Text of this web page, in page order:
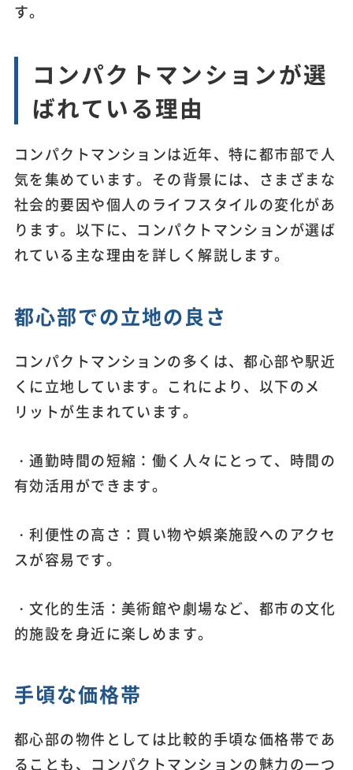
す。
コンパクトマンションが選
ばれている理由
コンパクトマンションは近年、特に都市部で人
気を集めています。その背景には、さまざまな
社会的要因や個人のライフスタイルの変化があ
ります。以下に、コンパクトマンションが選ば
れている主な理由を詳しく解説します。
都心部での立地の良さ
コンパクトマンションの多くは、都心部や駅近
くに立地しています。これにより、以下のメ
リットが生まれています。
・通勤時間の短縮：働く人々にとって、時間の
有効活用ができます。
・利便性の高さ：買い物や娯楽施設へのアクセ
スが容易です。
・文化的生活：美術館や劇場など、都市の文化
的施設を身近に楽しめます。
手頃な価格帯
都心部の物件としては比較的手頃な価格帯であ
ることも、コンパクトマンションの魅力の一つ